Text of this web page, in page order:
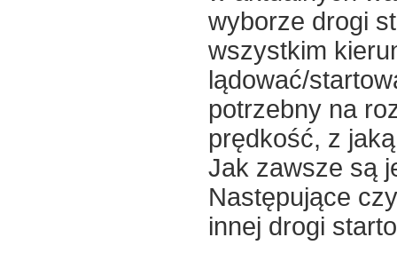
wyborze drogi
wszystkim
lądować/
potrzebny na
prędkość, z
Jak zawsze są
Następujące
innej drogi